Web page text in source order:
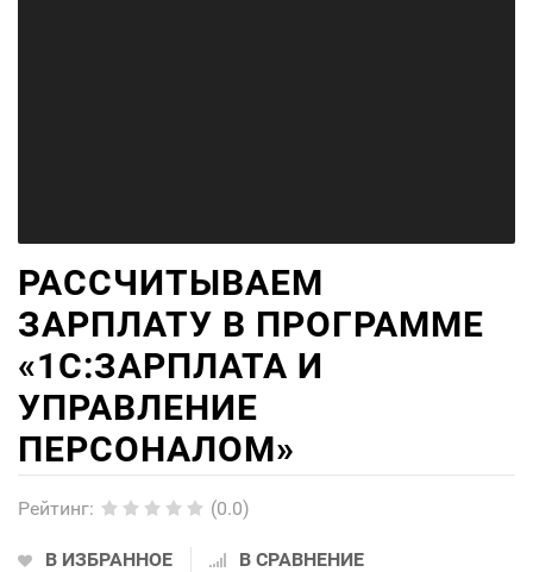
РАССЧИТЫВАЕМ
ЗАРПЛАТУ В ПРОГРАММЕ
«1С:ЗАРПЛАТА И
УПРАВЛЕНИЕ
ПЕРСОНАЛОМ»
Рейтинг: (0.0)
В ИЗБРАННОЕ В СРАВНЕНИЕ